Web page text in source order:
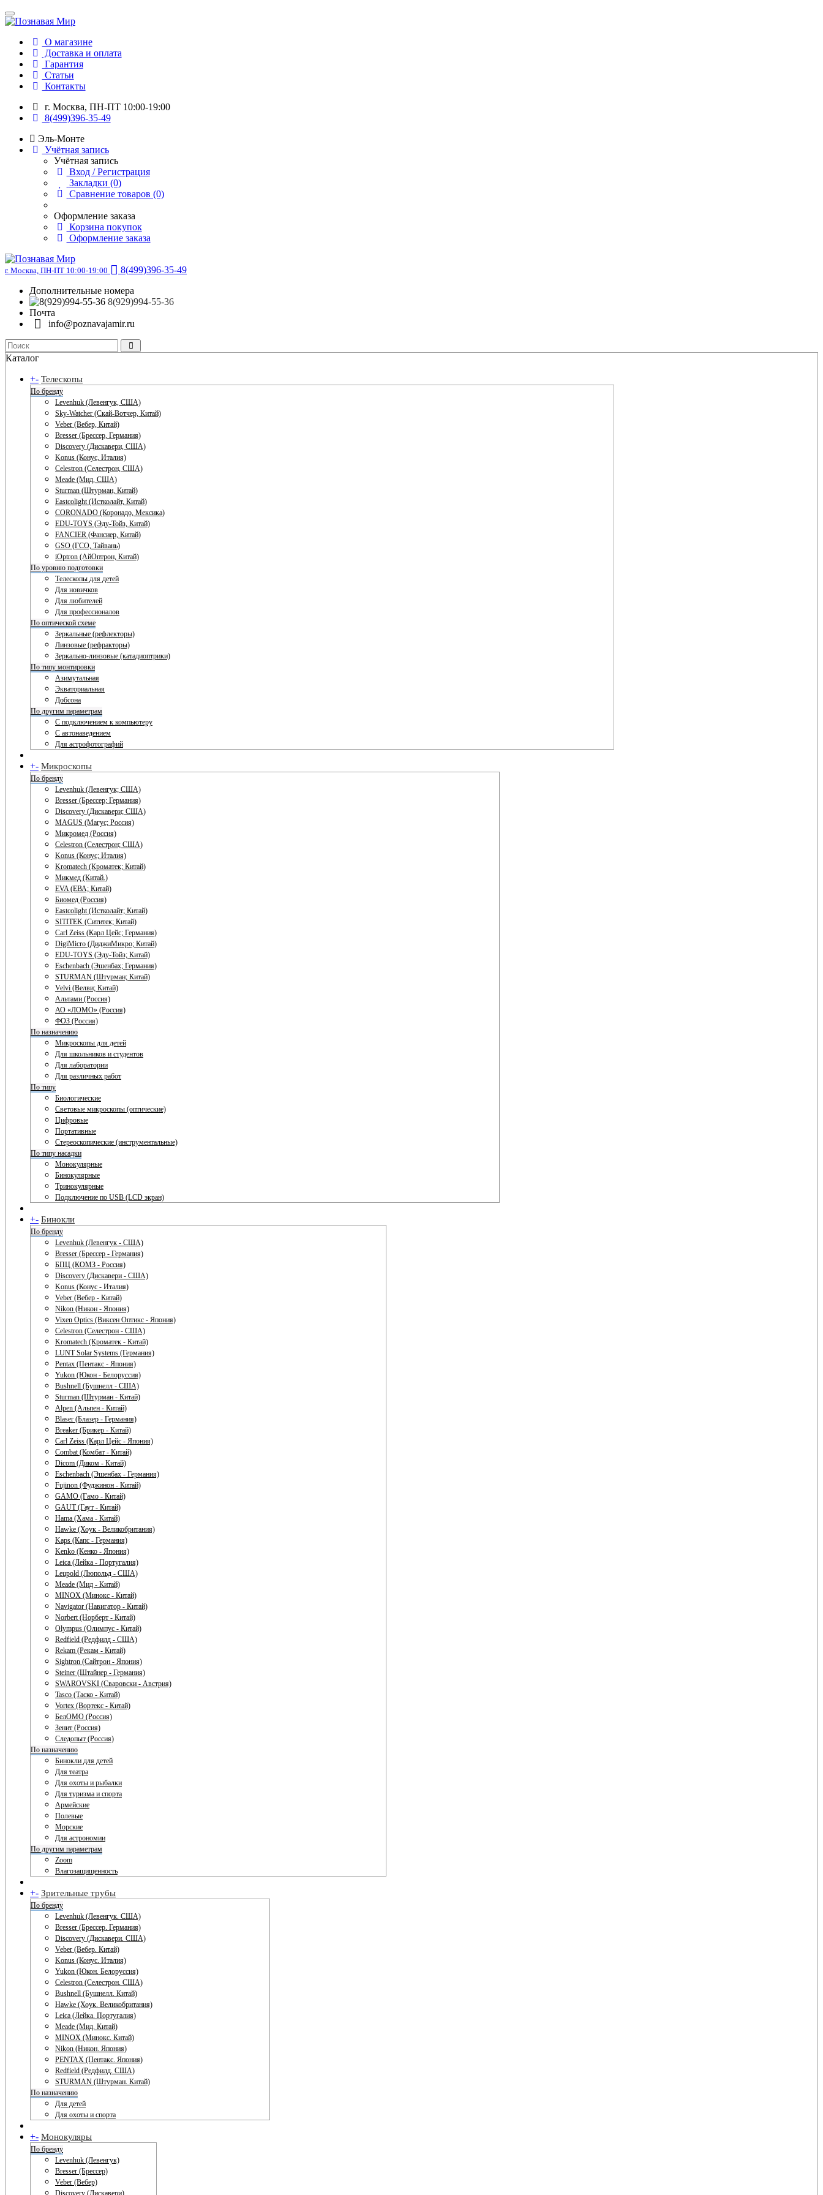
О магазине
Доставка и оплата
Гарантия
Статьи
Контакты
г. Москва, ПН-ПТ 10:00-19:00
8(499)396-35-49
Эль-Монте
Учётная запись
Учётная запись
Вход / Регистрация
Закладки (0)
Сравнение товаров (0)
Оформление заказа
Корзина покупок
Оформление заказа
г. Москва, ПН-ПТ 10:00-19:00
8(499)396-35-49
Дополнительные номера
8(929)994-55-36
Почта
info@poznavajamir.ru
Каталог
+- Телескопы
По бренду
Levenhuk (Левенгук, США)
Sky-Watcher (Скай-Вотчер, Китай)
Veber (Вебер, Китай)
Bresser (Брессер, Германия)
Discovery (Дискавери, США)
Konus (Конус, Италия)
Celestron (Селестрон, США)
Meade (Мид, США)
Sturman (Штурман, Китай)
Eastcolight (Истколайт, Китай)
CORONADO (Коронадо, Мексика)
EDU-TOYS (Эду-Тойз, Китай)
FANCIER (Фансиер, Китай)
GSO (ГСО, Тайвань)
iOptron (АйОптрон, Китай)
По уровню подготовки
Телескопы для детей
Для новичков
Для любителей
Для профессионалов
По оптической схеме
Зеркальные (рефлекторы)
Линзовые (рефракторы)
Зеркально-линзовые (катадиоптрики)
По типу монтировки
Азимутальная
Экваториальная
Добсона
По другим параметрам
С подключением к компьютеру
С автонаведением
Для астрофотографий
+- Микроскопы
По бренду
Levenhuk (Левенгук; США)
Bresser (Брессер; Германия)
Discovery (Дискавери; США)
MAGUS (Магус; Россия)
Микромед (Россия)
Celestron (Селестрон; США)
Konus (Конус; Италия)
Kromatech (Кроматек; Китай)
Микмед (Китай.)
EVA (ЕВА; Китай)
Биомед (Россия)
Eastcolight (Истколайт; Китай)
SITITEK (Сититек; Китай)
Carl Zeiss (Карл Цейс; Германия)
DigiMicro (ДиджиМикро; Китай)
EDU-TOYS (Эду-Тойз; Китай)
Eschenbach (Эшенбах; Германия)
STURMAN (Штурман; Китай)
Velvi (Велви; Китай)
Альтами (Россия)
АО «ЛОМО» (Россия)
ФОЗ (Россия)
По назначению
Микроскопы для детей
Для школьников и студентов
Для лаборатории
Для различных работ
По типу
Биологические
Световые микроскопы (оптические)
Цифровые
Портативные
Стереоскопические (инструментальные)
По типу насадки
Монокулярные
Бинокулярные
Тринокулярные
Подключение по USB (LCD экран)
+- Бинокли
По бренду
Levenhuk (Левенгук - США)
Bresser (Брессер - Германия)
БПЦ (КОМЗ - Россия)
Discovery (Дискавери - США)
Konus (Конус - Италия)
Veber (Вебер - Китай)
Nikon (Никон - Япония)
Vixen Optics (Виксен Оптикс - Япония)
Celestron (Селестрон - США)
Kromatech (Кроматек - Китай)
LUNT Solar Systems (Германия)
Pentax (Пентакс - Япония)
Yukon (Юкон - Белоруссия)
Bushnell (Бушнелл - США)
Sturman (Штурман - Китай)
Alpen (Альпен - Китай)
Blaser (Блазер - Германия)
Breaker (Брикер - Китай)
Carl Zeiss (Карл Цейс - Япония)
Combat (Комбат - Китай)
Dicom (Диком - Китай)
Eschenbach (Эшенбах - Германия)
Fujinon (Фуджинон - Китай)
GAMO (Гамо - Китай)
GAUT (Гаут - Китай)
Hama (Хама - Китай)
Hawke (Хоук - Великобритания)
Kaps (Капс - Германия)
Kenko (Кенко - Япония)
Leica (Лейка - Португалия)
Leupold (Люпольд - США)
Meade (Мид - Китай)
MINOX (Минокс - Китай)
Navigator (Навигатор - Китай)
Norbert (Норберт - Китай)
Olympus (Олимпус - Китай)
Redfield (Редфилд - США)
Rekam (Рекам - Китай)
Sightron (Сайтрон - Япония)
Steiner (Штайнер - Германия)
SWAROVSKI (Сваровски - Австрия)
Tasco (Таско - Китай)
Vortex (Вортекс - Китай)
БелОМО (Россия)
Зенит (Россия)
Следопыт (Россия)
По назначению
Бинокли для детей
Для театра
Для охоты и рыбалки
Для туризма и спорта
Армейские
Полевые
Морские
Для астрономии
По другим параметрам
Zoom
Влагозащищенность
+- Зрительные трубы
По бренду
Levenhuk (Левенгук. США)
Bresser (Брессер. Германия)
Discovery (Дискавери. США)
Veber (Вебер. Китай)
Konus (Конус. Италия)
Yukon (Юкон. Белоруссия)
Celestron (Селестрон. США)
Bushnell (Бушнелл. Китай)
Hawke (Хоук. Великобритания)
Leica (Лейка. Португалия)
Meade (Мид. Китай)
MINOX (Минокс. Китай)
Nikon (Никон. Япония)
PENTAX (Пентакс. Япония)
Redfield (Редфилд. США)
STURMAN (Штурман. Китай)
По назначению
Для детей
Для охоты и спорта
+- Монокуляры
По бренду
Levenhuk (Левенгук)
Bresser (Брессер)
Veber (Вебер)
Discovery (Дискавери)